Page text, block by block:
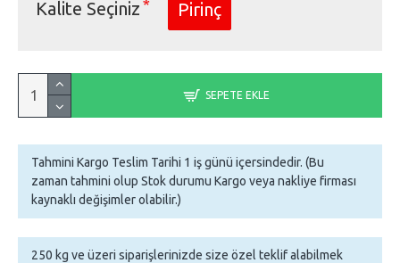
SEPETE EKLE
Kalite Seçiniz Pirinç
Tahmini Kargo Teslim Tarihi 1 iş günü içersindedir. (Bu
zaman tahmini olup Stok durumu Kargo veya nakliye firması
kaynaklı değişimler olabilir.)
250 kg ve üzeri siparişlerinizde size özel teklif alabilmek